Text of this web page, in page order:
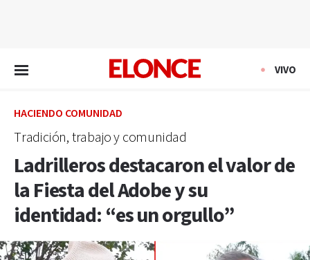
VIVO
HACIENDO COMUNIDAD
Tradición, trabajo y comunidad
Ladrilleros destacaron el valor de
la Fiesta del Adobe y su
identidad: “es un orgullo”